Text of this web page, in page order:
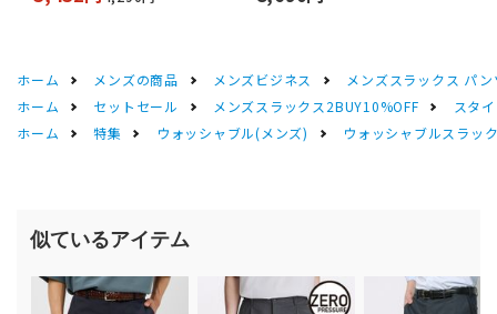
ホーム メンズの商品 メンズビジネス
メンズスラックス パン
ホーム
セットセール メンズスラックス2BUY10%OFF
スタ
ホーム
特集 ウォッシャブル(メンズ) ウォッシャブルスラッ